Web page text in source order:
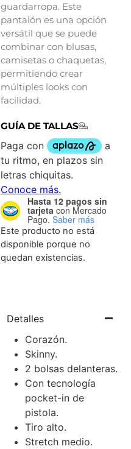
guardarropa. Este
pantalón es una opción
versátil que se puede
combinar con blusas,
camisetas o chaquetas,
permitiendo crear
múltiples looks con
facilidad.
GUÍA DE TALLAS
Hasta 12 pagos sin
tarjetacon Mercado
Pago. Saber más
Este producto no está
disponible porque no
quedan existencias.
Detalles
Corazón.
Skinny.
2 bolsas delanteras.
Con tecnología
pocket-in de
pistola.
Tiro alto.
Stretch medio.